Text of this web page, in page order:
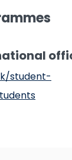
student-